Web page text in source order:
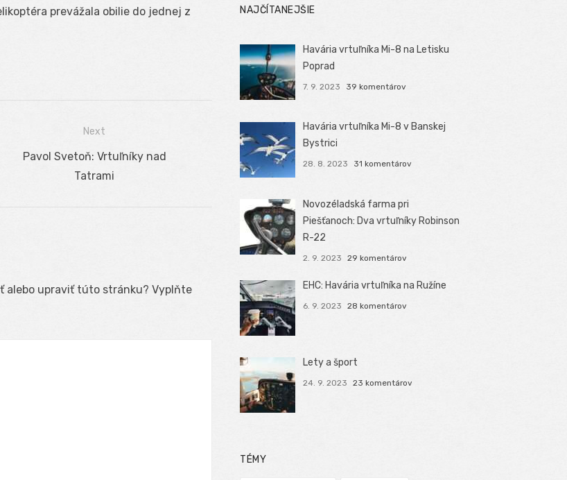
prevážala obilie do jednej z
Next
NextPavol Svetoň: Vrtuľníky nad
Tatrami
alebo upraviť túto stránku? Vyplňte
NAJČÍTANEJŠIE
Havária vrtuľníka Mi-8 na Letisku
Poprad
7. 9. 2023 39 komentárov
Havária vrtuľníka Mi-8 v Banskej
Bystrici
28. 8. 2023 31 komentárov
Novozéladská farma pri
Piešťanoch: Dva vrtuľníky Robinson
R-22
2. 9. 2023 29 komentárov
EHC: Havária vrtuľníka na Ružíne
6. 9. 2023 28 komentárov
Lety a šport
24. 9. 2023 23 komentárov
TÉMY